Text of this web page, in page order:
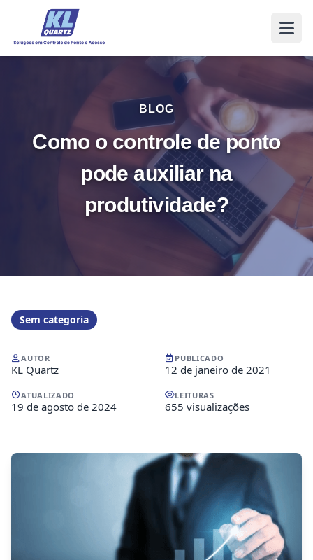
BLOG
Como o controle de ponto
pode auxiliar na
produtividade?
Sem categoria
AUTOR
KL Quartz
PUBLICADO
12 de janeiro de 2021
ATUALIZADO
19 de agosto de 2024
LEITURAS
655 visualizações